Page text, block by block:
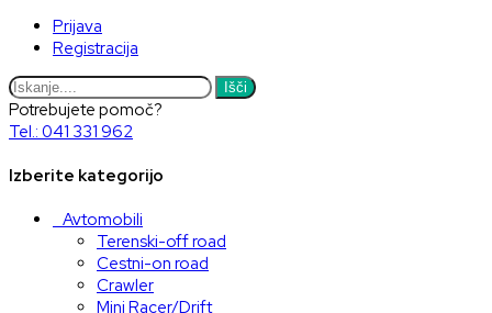
Prijava
Registracija
Išči
Potrebujete pomoč?
Tel.: 041 331 962
Izberite kategorijo
Avtomobili
Terenski-off road
Cestni-on road
Crawler
Mini Racer/Drift